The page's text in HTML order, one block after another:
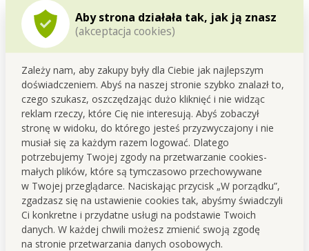
Aby strona działała tak, jak ją znasz
(akceptacja cookies)
Zależy nam, aby zakupy były dla Ciebie jak najlepszym
doświadczeniem. Abyś na naszej stronie szybko znalazł to,
czego szukasz, oszczędzając dużo kliknięć i nie widząc
reklam rzeczy, które Cię nie interesują. Abyś zobaczył
stronę w widoku, do którego jesteś przyzwyczajony i nie
musiał się za każdym razem logować. Dlatego
potrzebujemy Twojej zgody na przetwarzanie cookies-
małych plików, które są tymczasowo przechowywane
w Twojej przeglądarce. Naciskając przycisk „W porządku”,
zgadzasz się na ustawienie cookies tak, abyśmy świadczyli
Ci konkretne i przydatne usługi na podstawie Twoich
danych. W każdej chwili możesz zmienić swoją zgodę
na stronie przetwarzania danych osobowych.
9 L składane wiadro na wodę
COMPACTOR
Cena dla Ciebie
37,90 zł
Do koszyka
Dostępne
15 l składana MISKA do stóp
z wypustkami masującymi,
COMPACTOR
Cena dla Ciebie
131,89 zł
Do koszyka
Dostępne